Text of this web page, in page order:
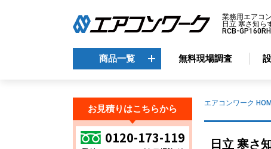
業務用エアコ
日立 寒さ知ら
RCB-
商品一覧
商品一覧
メーカーから選ぶ
無料現場調査
エアコンワーク
日立 寒さ
お見積りはこちらから
0120-173-119